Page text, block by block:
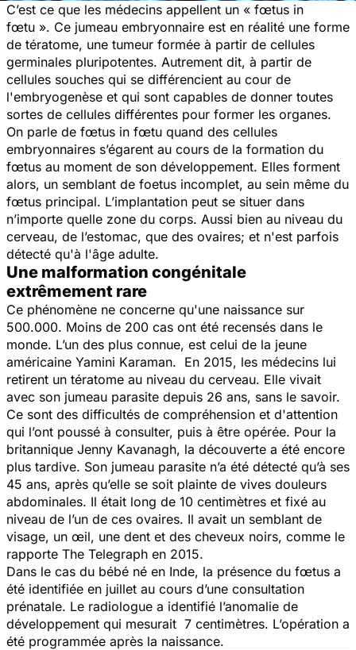
C’est ce que les médecins appellent un « fœtus in
fœtu ». Ce jumeau embryonnaire est en réalité une forme
de tératome, une tumeur formée à partir de cellules
germinales pluripotentes. Autrement dit, à partir de
cellules souches qui se différencient au cour de
l'embryogenèse et qui sont capables de donner toutes
sortes de cellules différentes pour former les organes.
On parle de fœtus in fœtu quand des cellules
embryonnaires s’égarent au cours de la formation du
fœtus au moment de son développement. Elles forment
alors, un semblant de foetus incomplet, au sein même du
fœtus principal. L’implantation peut se situer dans
n’importe quelle zone du corps. Aussi bien au niveau du
cerveau, de l’estomac, que des ovaires; et n'est parfois
détecté qu'à l'âge adulte.
Une malformation congénitale
extrêmement rare
Ce phénomène ne concerne qu'une naissance sur
500.000. Moins de 200 cas ont été recensés dans le
monde. L’un des plus connue, est celui de la jeune
américaine Yamini Karaman. En 2015, les médecins lui
retirent un tératome au niveau du cerveau. Elle vivait
avec son jumeau parasite depuis 26 ans, sans le savoir.
Ce sont des difficultés de compréhension et d'attention
qui l’ont poussé à consulter, puis à être opérée. Pour la
britannique Jenny Kavanagh, la découverte a été encore
plus tardive. Son jumeau parasite n’a été détecté qu’à ses
45 ans, après qu’elle se soit plainte de vives douleurs
abdominales. Il était long de 10 centimètres et fixé au
niveau de l’un de ces ovaires. Il avait un semblant de
visage, un œil, une dent et des cheveux noirs, comme le
rapporte The Telegraph en 2015.
Dans le cas du bébé né en Inde, la présence du fœtus a
été identifiée en juillet au cours d’une consultation
prénatale. Le radiologue a identifié l’anomalie de
développement qui mesurait 7 centimètres. L’opération a
été programmée après la naissance.